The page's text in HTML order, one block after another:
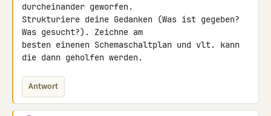
durcheinander geworfen.
Strukturiere deine Gedanken (Was ist gegeben?
Was gesucht?). Zeichne am
besten einenen Schemaschaltplan und vlt. kann
die dann geholfen werden.
Antwort